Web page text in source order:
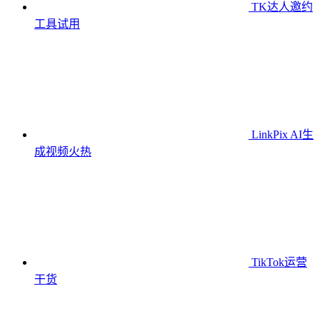
TK达人邀约
工具试用
LinkPix AI生
成视频火热
TikTok运营
干货